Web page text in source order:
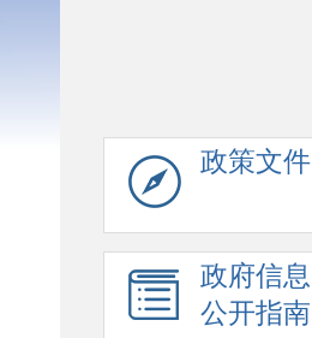
政策文件
政府信息
公开指南